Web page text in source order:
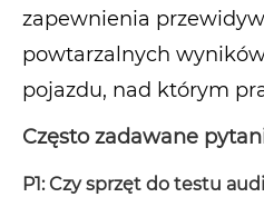
zapewnienia
powtarzalnych
pojazdu, nad którym
Często zadawane
P1: Czy sprzęt do testu